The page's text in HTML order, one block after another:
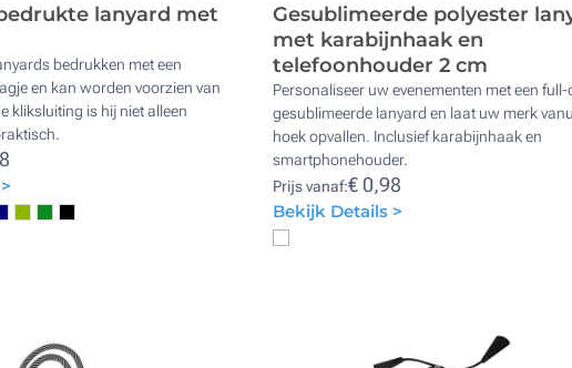
lanyard met
bedrukken met een
en kan worden voorzien van
kliksluiting is hij niet alleen
Gesublimeerde polyester
met karabijnhaak en
telefoonhouder 2 cm
Personaliseer uw evenementen met een
gesublimeerde lanyard en laat uw merk
hoek opvallen. Inclusief karabijnhaak en
smartphonehouder.
Prijs vanaf:€ 0,98
Bekijk Details >